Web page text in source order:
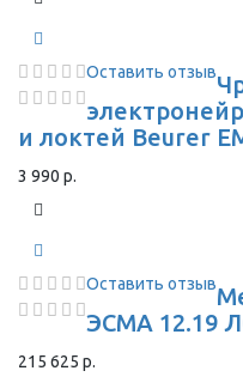
Оставить отзыв
и локтей Beurer
3 990 р.
Оставить отзыв
ЭСМА 12.19
215 625 р.